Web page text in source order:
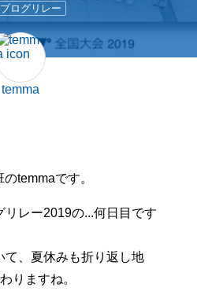
ログリレー
temma
temmaです。
リレー2019の...何日目です
て、夏休みも折り返し地
りますね。